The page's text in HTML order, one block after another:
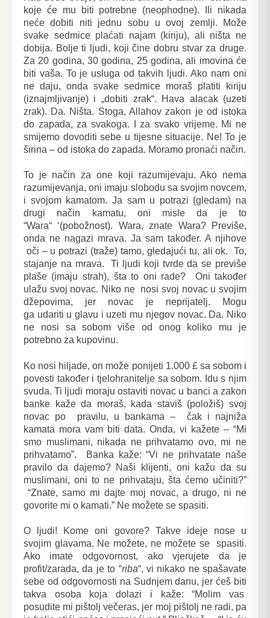
koje će mu biti potrebne (neophodne). Ili nikada
neće dobiti niti jednu sobu u ovoj zemlji. Može
svake sedmice plaćati najam (kiriju), ali ništa ne
dobija. Bolje ti ljudi, koji čine dobru stvar za druge.
Za 20 godina, 30 godina, 25 godina, ali imovina će
biti vaša. To je usluga od takvih ljudi. Ako nam oni
ne daju, onda svake sedmice moraš platiti kiriju
(iznajmljivanje) i „dobiti zrak“. Hava alacak (uzeti
zrak). Da. Ništa. Stoga, Allahov zakon je od istoka
do zapada, za svakoga. I za svako vrijeme. Mi ne
smijemo dovoditi sebe u tijesne situacije. Ne! To je
širina – od istoka do zapada. Moramo pronaći način.
To je način za one koji razumijevaju. Ako nema
razumijevanja, oni imaju slobodu sa svojim novcem,
i svojom kamatom. Ja sam u potrazi (gledam) na
drugi način kamatu, oni misle da je to
“Wara“ ‘(pobožnost). Wara, znate Wara? Previše,
onda ne nagazi mrava. Ja sam također. A njihove
oči – u potrazi (traže) tamo, gledajući tu, ali ok. To,
stajanje na mrava. Ti ljudi koji tvrde da se previše
plaše (imaju strah), šta to oni rade? Oni također
ulažu svoj novac. Niko ne nosi svoj novac u svojim
džepovima, jer novac je neprijatelj. Mogu
ga udariti u glavu i uzeti mu njegov novac. Da. Niko
ne nosi sa sobom više od onog koliko mu je
potrebno za kupovinu.
Ko nosi hiljade, on može ponijeti 1.000 £ sa sobom i
povesti također i tjelohranitelje sa sobom. Idu s njim
svuda. Ti ljudi moraju ostaviti novac u banci a zakon
banke kaže da moraš, kada staviš (položiš) svoj
novac po pravilu, u bankama – čak i najniža
kamata mora vam biti data. Onda, vi kažete – “Mi
smo muslimani, nikada ne prihvatamo ovo, mi ne
prihvatamo”. Banka kaže: “Vi ne prihvatate naše
pravilo da dajemo? Naši klijenti, oni kažu da su
muslimani, oni to ne prihvataju, šta ćemo učiniti?”
“Znate, samo mi dajte moj novac, a drugo, ni ne
govorite mi o kamati.” Ne možete se spasiti.
O ljudi! Kome oni govore? Takve ideje nose u
svojim glavama. Ne možete, ne možete se spasiti.
Ako imate odgovornost, ako vjerujete da je
profit/zarada, da je to “riba“, vi nikako ne spašavate
sebe od odgovornosti na Sudnjem danu, jer ćeš biti
takva osoba koja dolazi i kaže: “Molim vas
posudite mi pištolj večeras, jer moj pištolj ne radi, pa